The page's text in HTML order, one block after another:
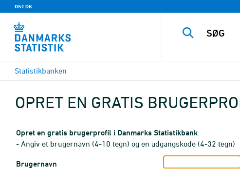
DST.DK
Statistikbanken
OPRET EN GRATIS
Opret en gratis brugerprofil i Danmarks Statistikbank
- Angiv et brugernavn (4-10 tegn) og en adgangskode (4-32 tegn)
Brugernavn